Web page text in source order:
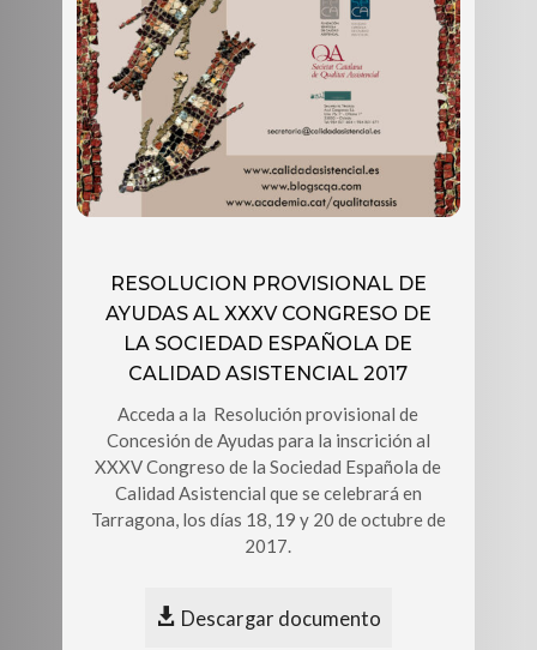
RESOLUCION PROVISIONAL DE
AYUDAS AL XXXV CONGRESO DE
LA SOCIEDAD ESPAÑOLA DE
CALIDAD ASISTENCIAL 2017
Acceda a la Resolución provisional de
Concesión de Ayudas para la inscrición al
XXXV Congreso de la Sociedad Española de
Calidad Asistencial que se celebrará en
Tarragona, los días 18, 19 y 20 de octubre de
2017.
Descargar documento